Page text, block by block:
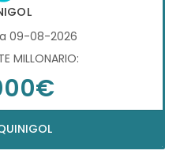
09-08-2026
MILLONARIO: